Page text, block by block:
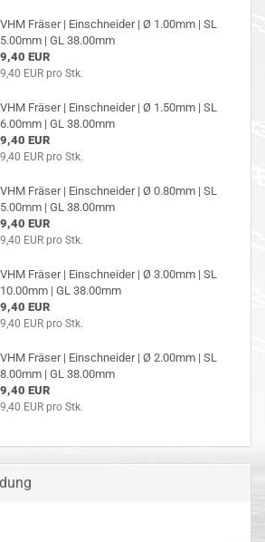
VHM Frä­ser | Ein­schnei­der | Ø 1.00mm | SL
5.00mm | GL 38.00mm
9,40 EUR
9,40 EUR pro Stk.
VHM Frä­ser | Ein­schnei­der | Ø 1.50mm | SL
6.00mm | GL 38.00mm
9,40 EUR
9,40 EUR pro Stk.
VHM Frä­ser | Ein­schnei­der | Ø 0.80mm | SL
5.00mm | GL 38.00mm
9,40 EUR
9,40 EUR pro Stk.
VHM Frä­ser | Ein­schnei­der | Ø 3.00mm | SL
10.00mm | GL 38.00mm
9,40 EUR
9,40 EUR pro Stk.
VHM Frä­ser | Ein­schnei­der | Ø 2.00mm | SL
8.00mm | GL 38.00mm
9,40 EUR
9,40 EUR pro Stk.